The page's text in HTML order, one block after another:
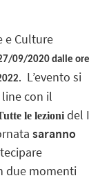
e Culture
09/2020 dalle ore
L’evento si
con il
le lezionidel I
saranno
due momenti